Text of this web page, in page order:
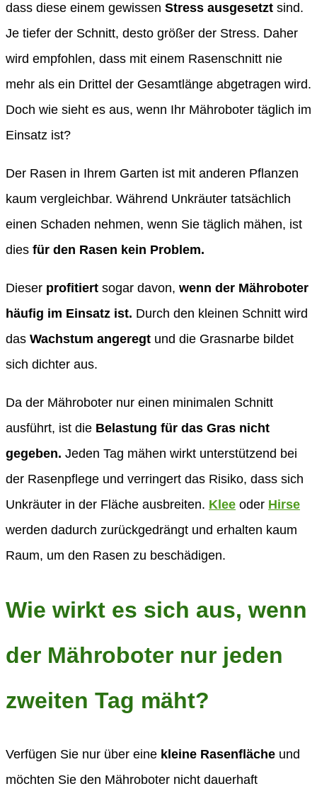
dass diese einem gewissen Stress ausgesetzt sind.
Je tiefer der Schnitt, desto größer der Stress. Daher
wird empfohlen, dass mit einem Rasenschnitt nie
mehr als ein Drittel der Gesamtlänge abgetragen wird.
Doch wie sieht es aus, wenn Ihr Mähroboter täglich im
Einsatz ist?
Der Rasen in Ihrem Garten ist mit anderen Pflanzen
kaum vergleichbar. Während Unkräuter tatsächlich
einen Schaden nehmen, wenn Sie täglich mähen, ist
dies für den Rasen kein Problem.
Dieser profitiert sogar davon, wenn der Mähroboter
häufig im Einsatz ist. Durch den kleinen Schnitt wird
das Wachstum angeregt und die Grasnarbe bildet
sich dichter aus.
Da der Mähroboter nur einen minimalen Schnitt
ausführt, ist die Belastung für das Gras nicht
gegeben. Jeden Tag mähen wirkt unterstützend bei
der Rasenpflege und verringert das Risiko, dass sich
Unkräuter in der Fläche ausbreiten. Klee oder Hirse
werden dadurch zurückgedrängt und erhalten kaum
Raum, um den Rasen zu beschädigen.
Wie wirkt es sich aus, wenn
der Mähroboter nur jeden
zweiten Tag mäht?
Verfügen Sie nur über eine kleine Rasenfläche und
möchten Sie den Mähroboter nicht dauerhaft